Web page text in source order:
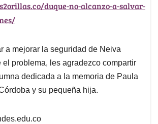
duque-no-alcanzo-a-salvar-
a mejorar la seguridad de Neiva
el problema, les agradezco compartir
dedicada a la memoria de Paula
y su pequeña hija.